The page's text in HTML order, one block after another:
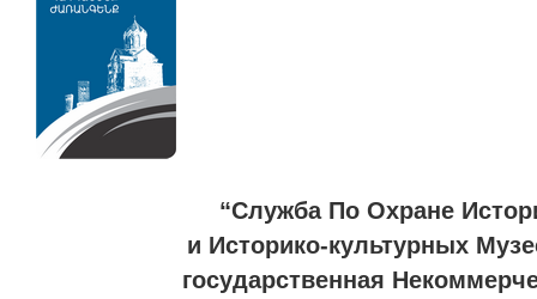
“Служба По Охране
и Историко-культурных
государственная